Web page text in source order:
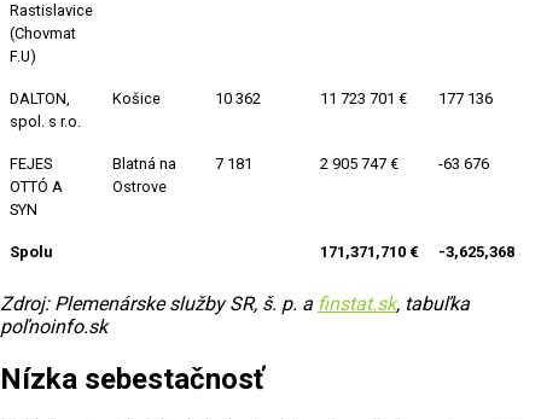
Rastislavice
(Chovmat
F.U)
DALTON,
spol. s r.o.
Košice 10 362 11 723 701 € 177 136
FEJES
OTTÓ A
SYN
Blatná na
Ostrove
7 181 2 905 747 € -63 676
Spolu 171,371,710 € -3,625,368
Zdroj: Plemenárske služby SR, š. p. a finstat.sk, tabuľka
poľnoinfo.sk
Nízka sebestačnosť